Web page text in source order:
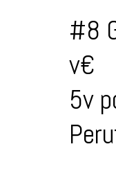
#8
v€
5v